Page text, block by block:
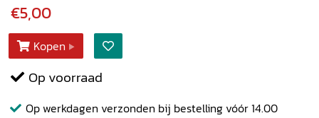
€5,00
Kopen
Op voorraad
Op werkdagen verzonden bij bestelling vóór 14.00